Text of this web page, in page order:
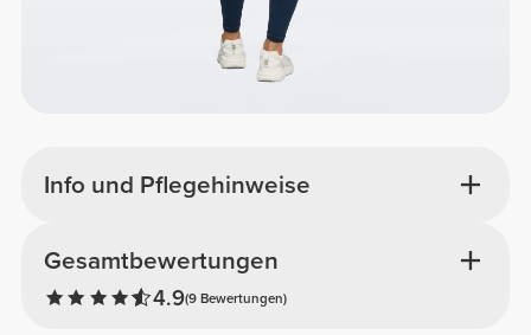
Info und Pflegehinweise
Gesamtbewertungen
4.9(9 Bewertungen)